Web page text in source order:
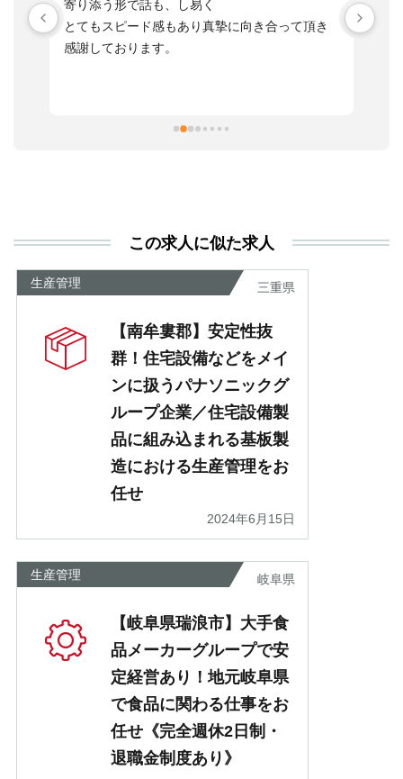
寄り添う形で話も、し易く
とてもスピード感もあり真摯に向き合って頂き
感謝しております。
が
この求人に似た求人
生産管理 三重県
【南牟婁郡】安定性抜
群！住宅設備などをメイ
ンに扱うパナソニックグ
ループ企業／住宅設備製
品に組み込まれる基板製
造における生産管理をお
任せ
2024年6月15日
生産管理 岐阜県
【岐阜県瑞浪市】大手食
品メーカーグループで安
定経営あり！地元岐阜県
で食品に関わる仕事をお
任せ《完全週休2日制・
退職金制度あり》